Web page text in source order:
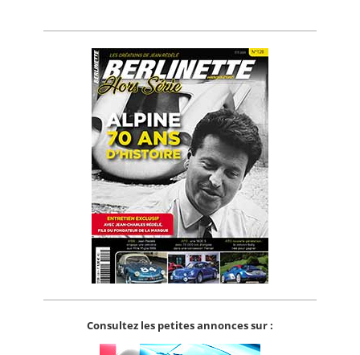
Consultez les petites annonces sur :